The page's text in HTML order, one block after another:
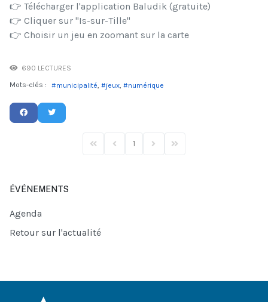
👉 Télécharger l'application Baludik (gratuite)
👉 Cliquer sur "Is-sur-Tille"
👉 Choisir un jeu en zoomant sur la carte
690 LECTURES
Mots-clés :
municipalité jeux numérique
First PagePrevious Page
1 Next PageLast Page
ÉVÉNEMENTS
Agenda
Retour sur l'actualité